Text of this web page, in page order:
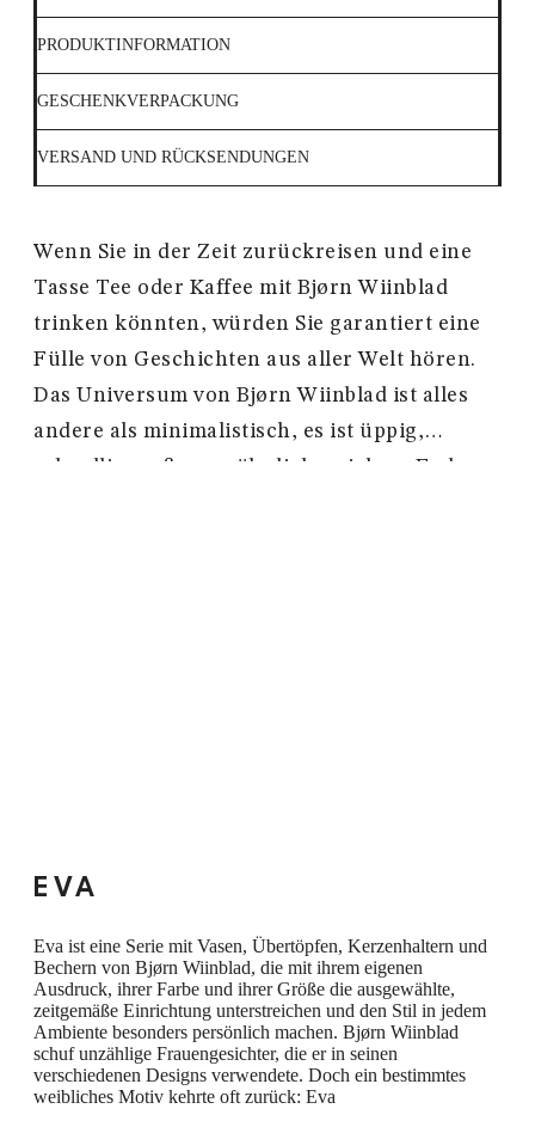
PRODUKTINFORMATION
GESCHENKVERPACKUNG
VERSAND UND RÜCKSENDUNGEN
Wenn Sie in der Zeit zurückreisen und eine
Tasse Tee oder Kaffee mit Bjørn Wiinblad
trinken könnten, würden Sie garantiert eine
Fülle von Geschichten aus aller Welt hören.
Das Universum von Bjørn Wiinblad ist alles
andere als minimalistisch, es ist üppig,
schrullig, außergewöhnlich, reich an Farben,
gehalten, die das fröhliche und freundliche
Universum von Eva charakterisieren. Die
Tasse fasst 350 ml – perfekt für einen guten
Kaffee oder Tee. Sie kann ohne Bedenken in
der Spülmaschine gereinigt werden, so dass
Sie sich mit anderen Dingen im Leben
EVA
Eva ist eine Serie mit Vasen, Übertöpfen, Kerzenhaltern und
Bechern von Bjørn Wiinblad, die mit ihrem eigenen
Ausdruck, ihrer Farbe und ihrer Größe die ausgewählte,
zeitgemäße Einrichtung unterstreichen und den Stil in jedem
Ambiente besonders persönlich machen. Bjørn Wiinblad
schuf unzählige Frauengesichter, die er in seinen
verschiedenen Designs verwendete. Doch ein bestimmtes
weibliches Motiv kehrte oft zurück: Eva